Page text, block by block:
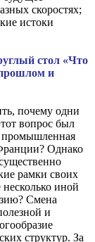
скоростях;
истоки
стол «Что
прошлом и
почему одни
вопрос был
промышленная
Однако
рамки своих
иной
Смена
и
структур. За